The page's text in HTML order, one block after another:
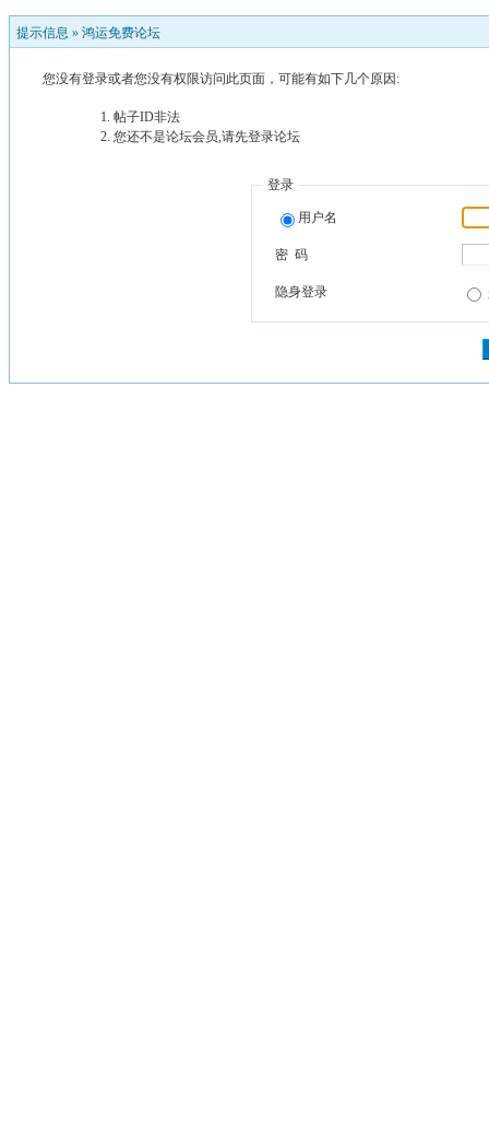
提示信息 » 鸿运免费论坛
您没有登录或者您没有权限访问此页面，可能有如下几个原因:
帖子ID非法
您还不是论坛会员,请先登录论坛
登录
用户名
密 码
隐身登录